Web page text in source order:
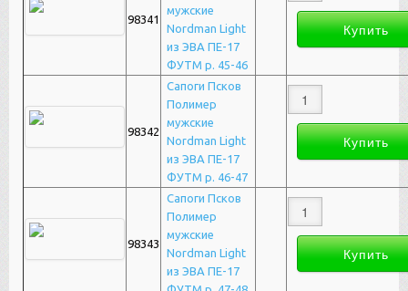
98341
мужские
Nordman Light
из ЭВА ПЕ-17
ФУТМ р. 45-46
98342
Сапоги Псков
Полимер
мужские
Nordman Light
из ЭВА ПЕ-17
ФУТМ р. 46-47
98343
Сапоги Псков
Полимер
мужские
Nordman Light
из ЭВА ПЕ-17